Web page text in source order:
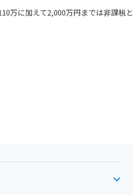
万に加えて2,000万円までは非課税と